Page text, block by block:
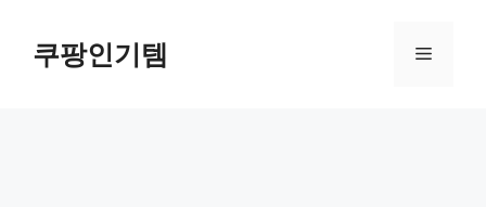
쿠팡인기템 메